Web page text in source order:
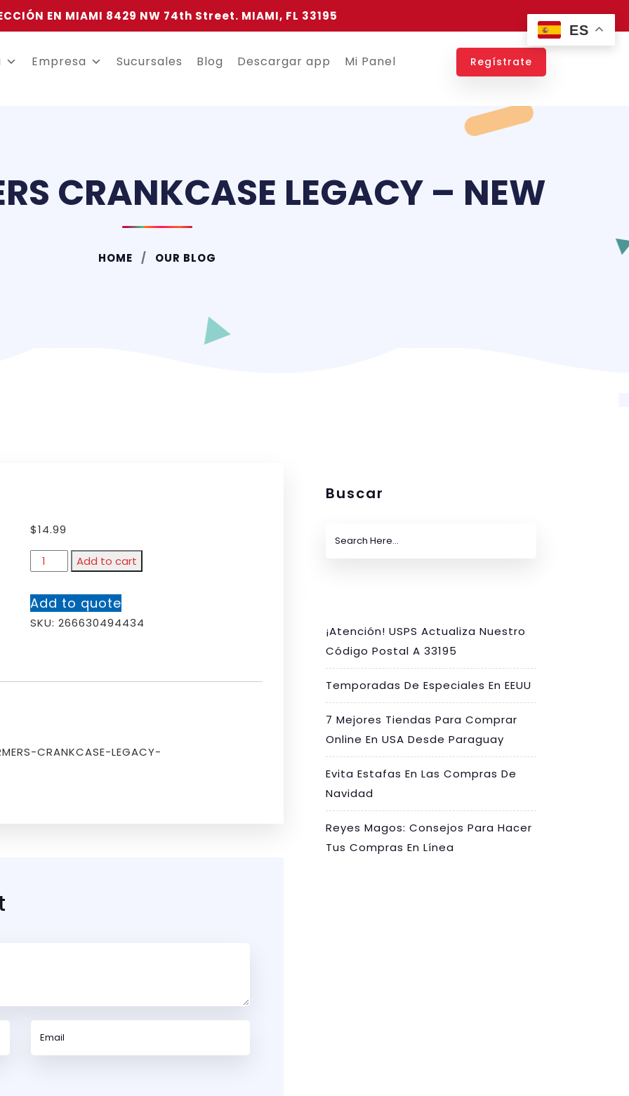
EN MIAMI 8429 NW 74th Street. MIAMI, FL 33195
Empresa Sucursales Blog Descargar app Mi Panel Regístrate
CRANKCASE LEGACY – NEW
HOME OUR BLOG
$14.99
Add to cart
Add to quote
SKU: 266630494434
CRANKCASE-LEGACY-
Buscar
¡Atención! USPS Actualiza Nuestro
Código Postal A 33195
Temporadas De Especiales En EEUU
7 Mejores Tiendas Para Comprar
Online En USA Desde Paraguay
Evita Estafas En Las Compras De
Navidad
Reyes Magos: Consejos Para Hacer
Tus Compras En Línea
ES